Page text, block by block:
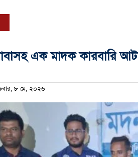
এক মাদক কারবারি
৮ মে, ২০২৬